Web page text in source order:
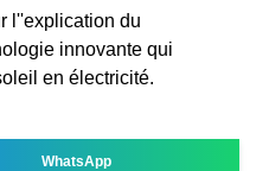
l''explication du
innovante qui
en électricité.
WhatsApp